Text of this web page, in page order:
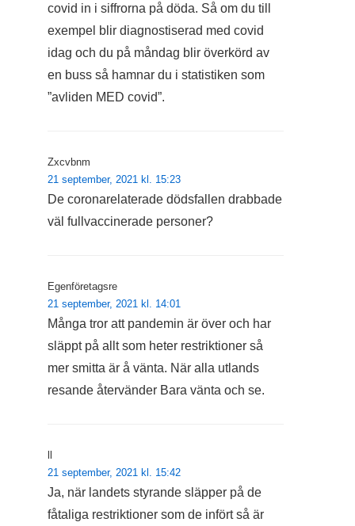
covid in i siffrorna på döda. Så om du till
exempel blir diagnostiserad med covid
idag och du på måndag blir överkörd av
en buss så hamnar du i statistiken som
”avliden MED covid”.
Zxcvbnm
21 september, 2021 kl. 15:23
De coronarelaterade dödsfallen drabbade
väl fullvaccinerade personer?
Egenföretagsre
21 september, 2021 kl. 14:01
Många tror att pandemin är över och har
släppt på allt som heter restriktioner så
mer smitta är å vänta. När alla utlands
resande återvänder Bara vänta och se.
ll
21 september, 2021 kl. 15:42
Ja, när landets styrande släpper på de
fåtaliga restriktioner som de infört så är